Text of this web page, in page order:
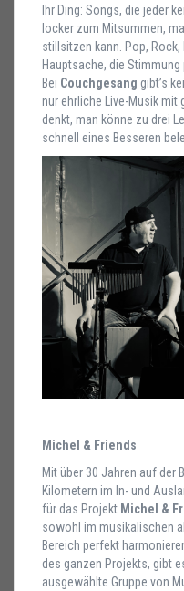
Ihr Ding: Songs, die jeder
locker zum Mitsummen,
stillsitzen kann. Pop,
Hauptsache, die Stimmung
Bei Couchgesang gibt’s
nur ehrliche Live-Musik mit
denkt, man könne zu drei
schnell eines Besseren
Michel & Friends
Mit über 30 Jahren auf der
Kilometern im In- und
für das Projekt Michel &
sowohl im musikalischen
Bereich perfekt
des ganzen Projekts, gibt
ausgewählte Gruppe von